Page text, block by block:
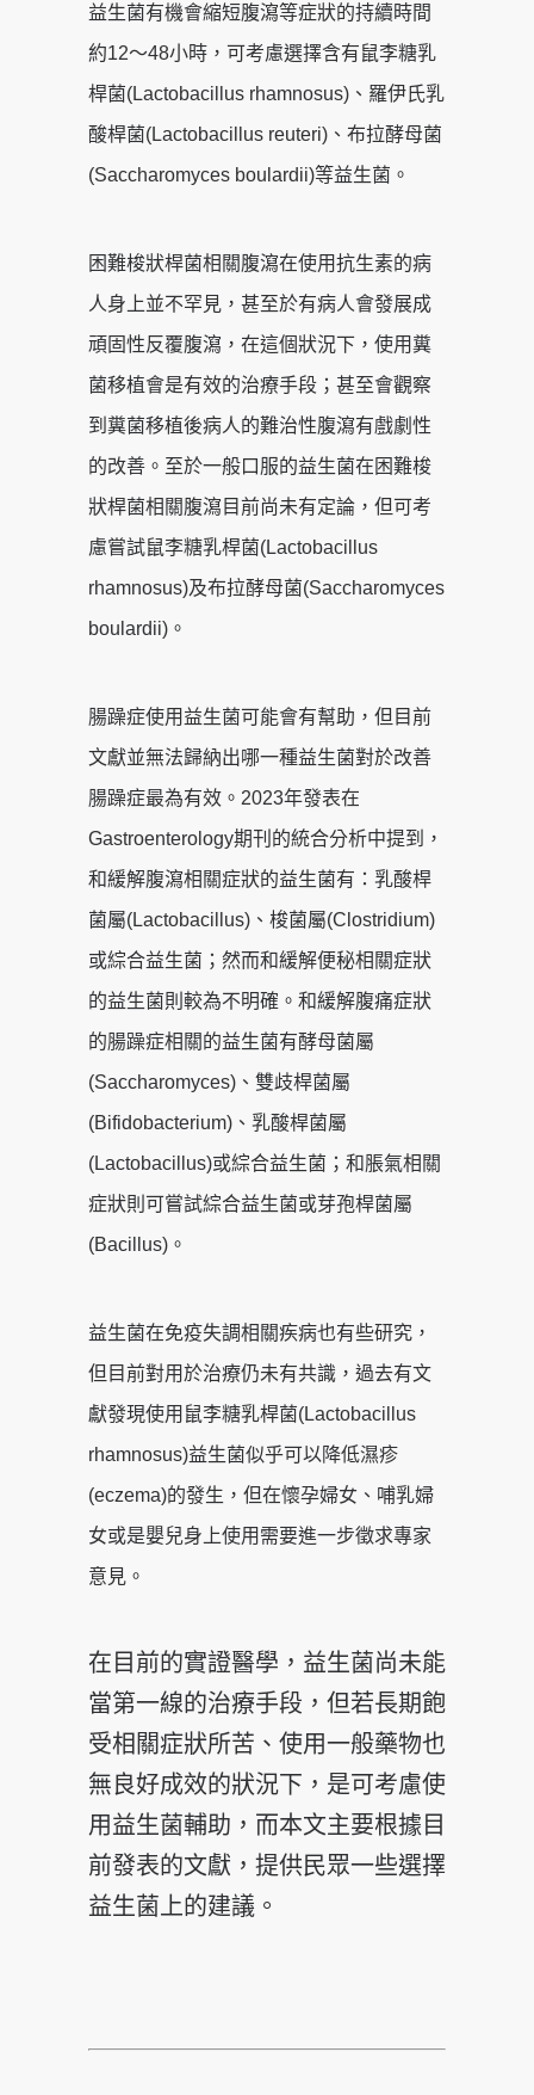
益生菌有機會縮短腹瀉等症狀的持續時間
約12～48小時，可考慮選擇含有鼠李糖乳
桿菌(Lactobacillus rhamnosus)、羅伊氏乳
酸桿菌(Lactobacillus reuteri)、布拉酵母菌
(Saccharomyces boulardii)等益生菌。
困難梭狀桿菌相關腹瀉在使用抗生素的病
人身上並不罕見，甚至於有病人會發展成
頑固性反覆腹瀉，在這個狀況下，使用糞
菌移植會是有效的治療手段；甚至會觀察
到糞菌移植後病人的難治性腹瀉有戲劇性
的改善。至於一般口服的益生菌在困難梭
狀桿菌相關腹瀉目前尚未有定論，但可考
慮嘗試鼠李糖乳桿菌(Lactobacillus
rhamnosus)及布拉酵母菌(Saccharomyces
boulardii)。
腸躁症使用益生菌可能會有幫助，但目前
文獻並無法歸納出哪一種益生菌對於改善
腸躁症最為有效。2023年發表在
Gastroenterology期刊的統合分析中提到，
和緩解腹瀉相關症狀的益生菌有：乳酸桿
菌屬(Lactobacillus)、梭菌屬(Clostridium)
或綜合益生菌；然而和緩解便秘相關症狀
的益生菌則較為不明確。和緩解腹痛症狀
的腸躁症相關的益生菌有酵母菌屬
(Saccharomyces)、雙歧桿菌屬
(Bifidobacterium)、乳酸桿菌屬
(Lactobacillus)或綜合益生菌；和脹氣相關
症狀則可嘗試綜合益生菌或芽孢桿菌屬
(Bacillus)。
益生菌在免疫失調相關疾病也有些研究，
但目前對用於治療仍未有共識，過去有文
獻發現使用鼠李糖乳桿菌(Lactobacillus
rhamnosus)益生菌似乎可以降低濕疹
(eczema)的發生，但在懷孕婦女、哺乳婦
女或是嬰兒身上使用需要進一步徵求專家
意見。
在目前的實證醫學，益生菌尚未能
當第一線的治療手段，但若長期飽
受相關症狀所苦、使用一般藥物也
無良好成效的狀況下，是可考慮使
用益生菌輔助，而本文主要根據目
前發表的文獻，提供民眾一些選擇
益生菌上的建議。